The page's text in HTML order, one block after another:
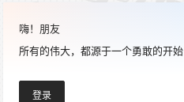
嗨！朋友
所有的伟大，都源于一个勇敢的开始
登录